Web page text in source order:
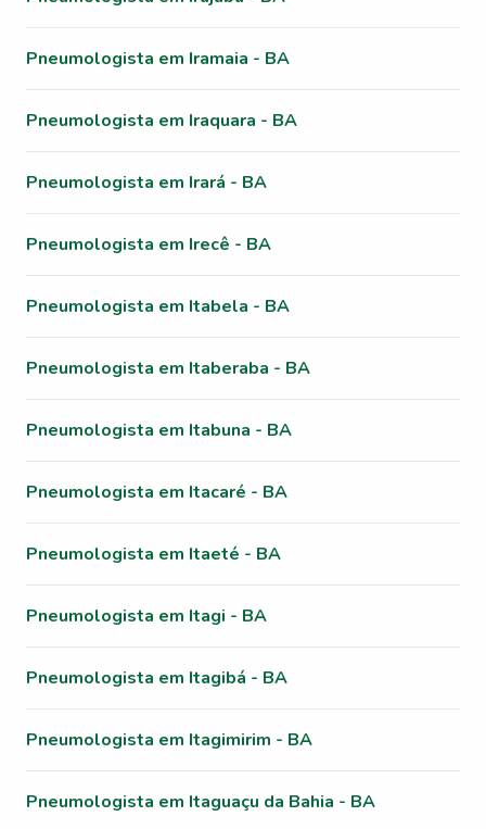
Pneumologista em Iramaia - BA
Pneumologista em Iraquara - BA
Pneumologista em Irará - BA
Pneumologista em Irecê - BA
Pneumologista em Itabela - BA
Pneumologista em Itaberaba - BA
Pneumologista em Itabuna - BA
Pneumologista em Itacaré - BA
Pneumologista em Itaeté - BA
Pneumologista em Itagi - BA
Pneumologista em Itagibá - BA
Pneumologista em Itagimirim - BA
Pneumologista em Itaguaçu da Bahia - BA